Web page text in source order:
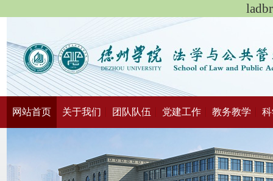
网站首页 关于我们 团队队伍 党建工作 教务教学